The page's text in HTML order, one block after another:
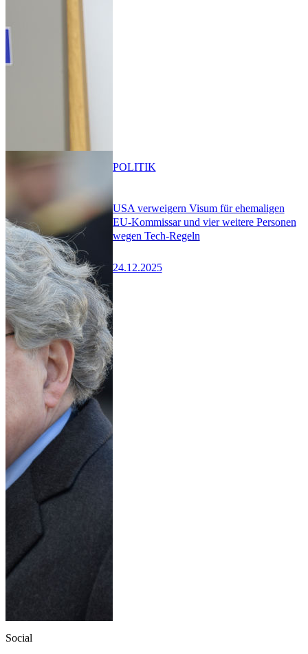
USA verweigern Visum für ehemaligen
EU-Kommissar und vier weitere Personen
wegen Tech-Regeln
24.12.2025
POLITIK
Social